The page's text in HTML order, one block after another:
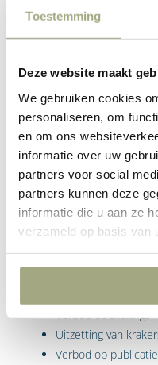
Toestemming
Deze website maakt
We gebruiken cookies
personaliseren, om
en om ons
informatie over uw
partners voor social
partners kunnen deze
informatie die u aan ze
verzameld op basis van
een soort eindbeslissing.
Wanneer een
Het kort geding is nuttig
beslissing van de rechter
wederpartij een
soort zaken dat aan de
voorgelegd is zeer divers.
noemen:
Uitzetting van
Verbod op